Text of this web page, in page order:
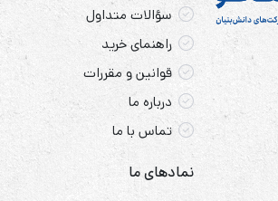
سؤالات متداول
راهنمای خرید
قوانین و مقررات
درباره ما
تماس با ما
نمادهای ما